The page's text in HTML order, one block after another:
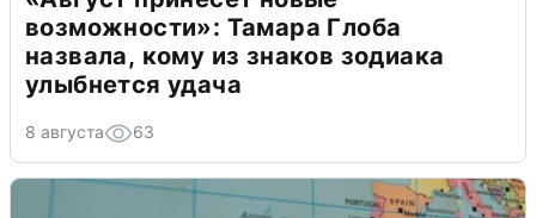
возможности»: Тамара Глоба
назвала, кому из знаков зодиака
улыбнется удача
8 августа 63